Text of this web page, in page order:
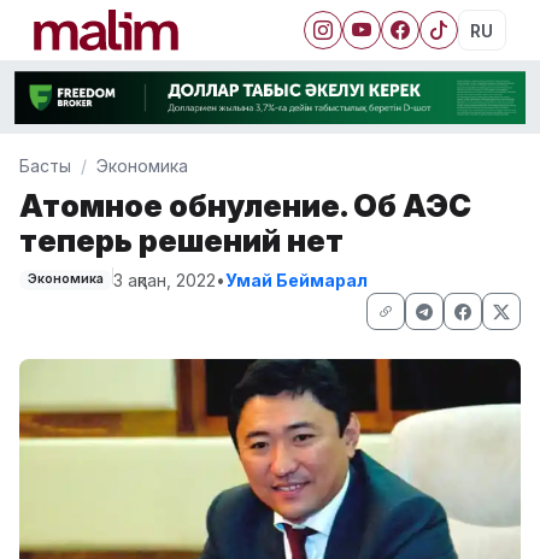
RU
Басты Экономика
Атомное обнуление. Об АЭС
теперь решений нет
Экономика 3 ақпан, 2022•Умай Беймарал